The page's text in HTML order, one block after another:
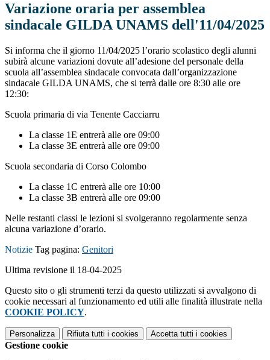
Variazione oraria per assemblea
sindacale GILDA UNAMS dell'11/04/2025
Si informa che il giorno 11/04/2025 l’orario scolastico degli alunni
subirà alcune variazioni dovute all’adesione del personale della
scuola all’assemblea sindacale convocata dall’organizzazione
sindacale GILDA UNAMS, che si terrà dalle ore 8:30 alle ore
12:30:
Scuola primaria di via Tenente Cacciarru
La classe 1E entrerà alle ore 09:00
La classe 3E entrerà alle ore 09:00
Scuola secondaria di Corso Colombo
La classe 1C entrerà alle ore 10:00
La classe 3B entrerà alle ore 09:00
Nelle restanti classi le lezioni si svolgeranno regolarmente senza
alcuna variazione d’orario.
Notizie Tag pagina: Genitori
Ultima revisione il 18-04-2025
Questo sito o gli strumenti terzi da questo utilizzati si avvalgono di
cookie necessari al funzionamento ed utili alle finalità illustrate nella
COOKIE POLICY.
Personalizza Rifiuta tutti i cookies Accetta tutti i cookies
Gestione cookie